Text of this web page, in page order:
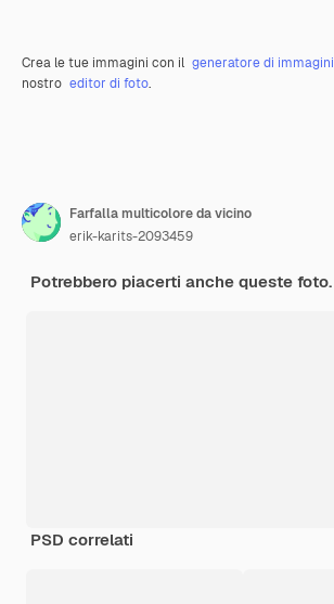
Crea le tue immagini con il generatore di immagini
nostro editor di foto.
Farfalla multicolore da vicino
erik-karits-2093459
Potrebbero piacerti anche queste foto.
PSD correlati